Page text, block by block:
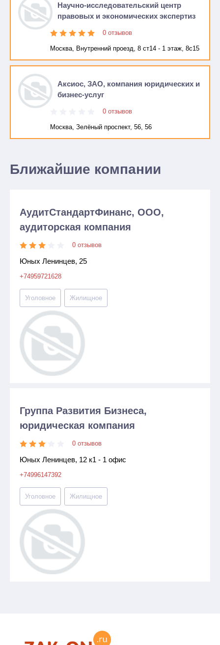
Научно-исследовательский центр
правовых и экономических экспертиз
0 отзывов
Москва, Внутренний проезд, 8 ст14 - 1 этаж, 8с15
Аксиос, ЗАО, компания юридических и
бизнес-услуг
0 отзывов
Москва, Зелёный проспект, 56, 56
Ближайшие компании
АудитСтандартФинанс, ООО,
аудиторская компания
0 отзывов
Юных Ленинцев, 25
+74959721628
Уголовное Жилищное
Группа Развития Бизнеса,
юридическая компания
0 отзывов
Юных Ленинцев, 12 к1 - 1 офис
+74996147392
Уголовное Жилищное